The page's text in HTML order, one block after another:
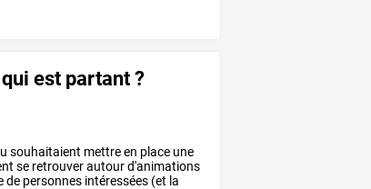
est partant ?
souhaitaient mettreen place une
se retrouverautourd'animations
de personnes intéressées (et la